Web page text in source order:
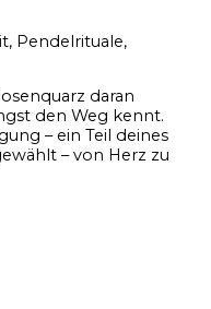
Pendelrituale,
daran
den Weg kennt.
– ein Teil deines
– von Herz zu